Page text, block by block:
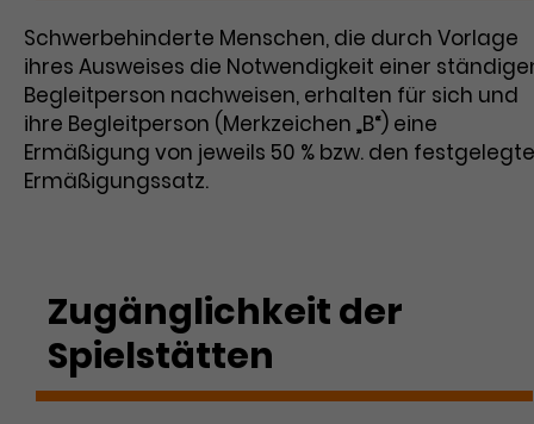
Laufzeit 1 Jahr
Zweck
Dieses Cookie dient der Anzeige
personalisierter Werbung und misst die
Wirksamkeit von Werbekampagnen über
verschiedene Websites hinweg.
Schwerbehinderte Menschen, die durch Vorlage
ihres Ausweises die Notwendigkeit einer
Begleitperson nachweisen, erhalten für sich und
ihre Begleitperson (Merkzeichen „B“) eine
Ermäßigung von jeweils 50 % bzw. den
Ermäßigungssatz.
Zugänglichkeit der
Spielstätten